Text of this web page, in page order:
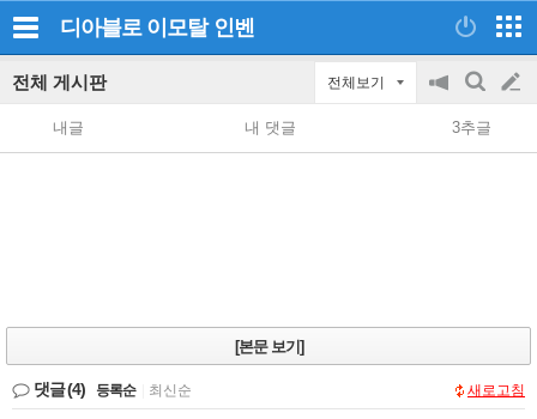
디아블로 이모탈 인벤
전체 게시판 전체보기
공
on/off
검
색
글
쓰
내글 내 댓글 3추글
[본문 보기]
댓글(4) 등록순 최신순 새로고침